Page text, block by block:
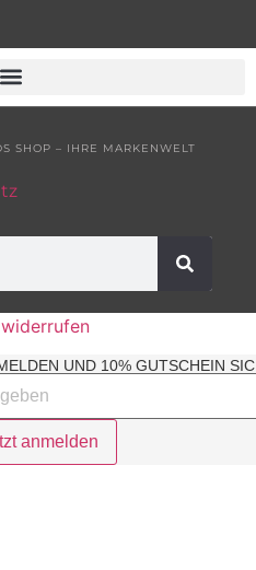
SHOP – IHRE MARKENWELT
UND 10% GUTSCHEIN